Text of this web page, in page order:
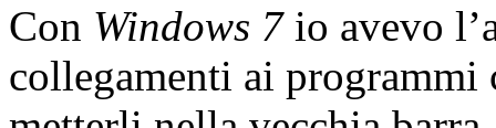
Con Windows 7io avevo
collegamenti ai programmi